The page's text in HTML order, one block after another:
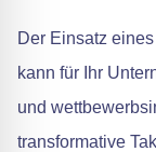
Der Einsatz
kann für Ihr
und
transformative